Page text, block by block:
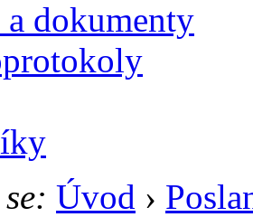
a dokumenty
Úvod ›